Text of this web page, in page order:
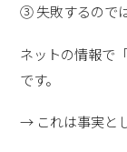
③ 失敗するので
ネットの情報で
です。
→ これは事実とし